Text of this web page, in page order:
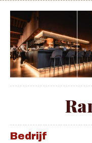
Bedrijf